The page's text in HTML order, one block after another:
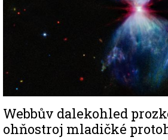
Webbův dalekohled
ohňostroj mladičké